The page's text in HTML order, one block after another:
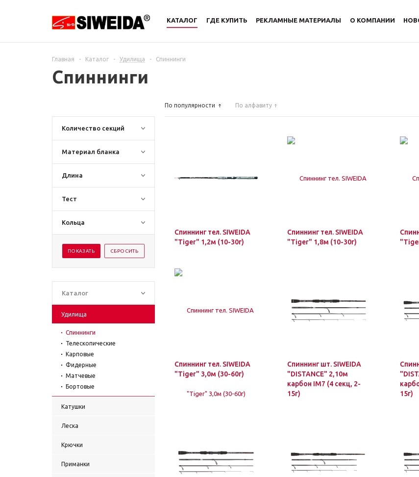
КАТАЛОГ ГДЕ КУПИТЬ РЕКЛАМНЫЕ МАТЕРИАЛЫ О КОМПАНИИ
Главная - Каталог - Удилища - Спиннинги
Спиннинги
Количество секций
Материал бланка
Длина
Тест
Кольца
Каталог
Удилища
Спиннинги
Телескопические
Карповые
Фидерные
Матчевые
Бортовые
Катушки
Леска
Крючки
Приманки
По популярности По алфавиту
Спиннинг тел. SIWEIDA
"Tiger" 1,2м (10-30г)
Спиннинг тел. SIWEIDA
"Tiger" 1,8м (10-30г)
Спиннинг тел. SIWEIDA
"Tiger" 3,0м (30-60г)
Спиннинг шт. SIWEIDA
"DISTANCE" 2,10м
карбон IM7 (4 секц, 2-
15г)
15г)